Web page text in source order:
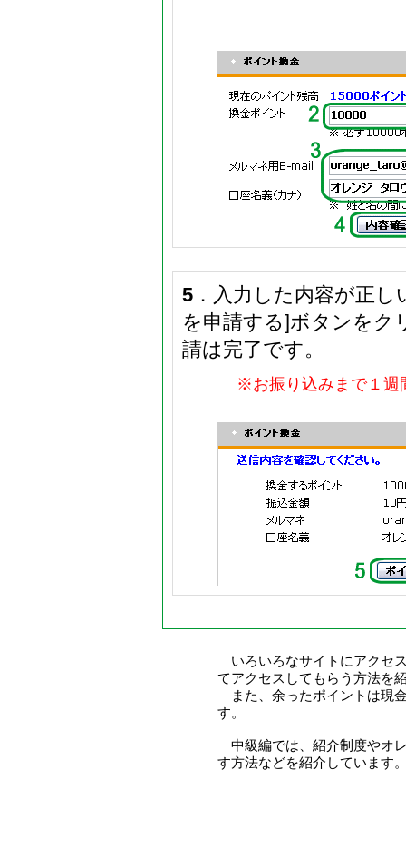
5 ．入力した内容が正
を申請する]ボタンをク
請は完了です。
※お振り込みまで１週
いろいろなサイトにアクセ
てアクセスしてもらう方法を
また、余ったポイントは現
す。
中級編では、紹介制度やオ
す方法などを紹介しています